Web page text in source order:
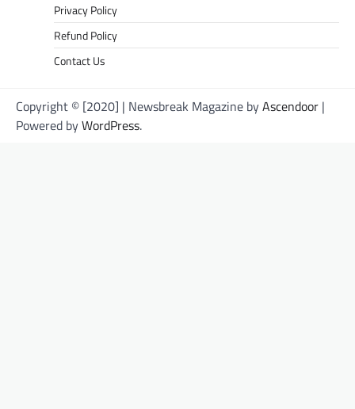
Privacy Policy
Refund Policy
Contact Us
Copyright © [2020] | Newsbreak Magazine byAscendoor |
Powered byWordPress.